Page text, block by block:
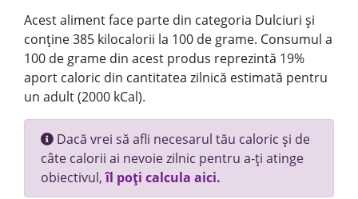
Acest aliment face parte din categoria Dulciuri și
conține 385 kilocalorii la 100 de grame. Consumul a
100 de grame din acest produs reprezintă 19%
aport caloric din cantitatea zilnică estimată pentru
un adult (2000 kCal).
Dacă vrei să afli necesarul tău caloric și de
câte calorii ai nevoie zilnic pentru a-ți atinge
obiectivul,îl poți calcula aici.